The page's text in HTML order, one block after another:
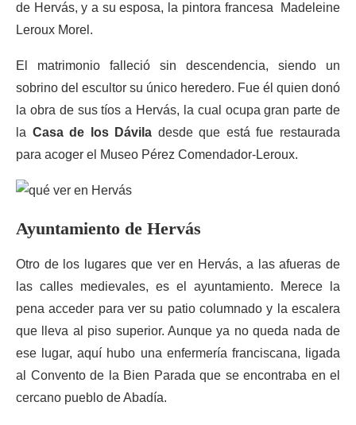
de Hervás, y a su esposa, la pintora francesa Madeleine
Leroux Morel.
El matrimonio falleció sin descendencia, siendo un
sobrino del escultor su único heredero. Fue él quien donó
la obra de sus tíos a Hervás, la cual ocupa gran parte de
la Casa de los Dávila desde que está fue restaurada
para acoger el Museo Pérez Comendador-Leroux.
Ayuntamiento de Hervás
Otro de los lugares que ver en Hervás, a las afueras de
las calles medievales, es el ayuntamiento. Merece la
pena acceder para ver su patio columnado y la escalera
que lleva al piso superior. Aunque ya no queda nada de
ese lugar, aquí hubo una enfermería franciscana, ligada
al Convento de la Bien Parada que se encontraba en el
cercano pueblo de Abadía.